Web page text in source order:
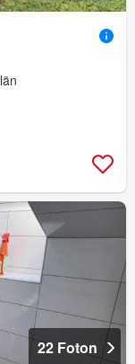
22 Foton